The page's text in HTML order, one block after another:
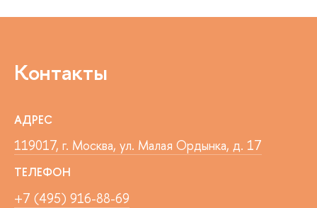
Контакты
АДРЕС
119017, г. Москва, ул. Малая Ордынка, д. 17
ТЕЛЕФОН
+7 (495) 916-88-69